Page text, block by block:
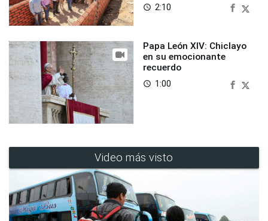
access_time 2:10
Papa León XIV: Chiclayo
en su emocionante
recuerdo
access_time 1:00
Video más visto